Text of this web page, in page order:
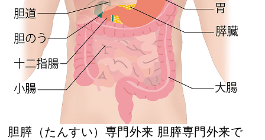
胆膵（たんすい）専門外来 胆膵専門外来で